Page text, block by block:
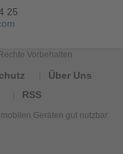
25
Vorbehalten
Über Uns
RSS
Geräten gut nutzbar.